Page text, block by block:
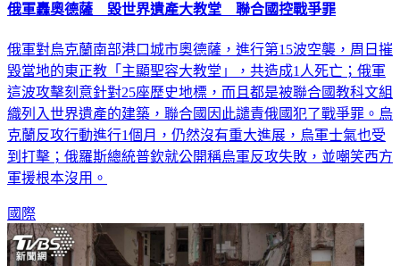
俄軍轟奧德薩 毀世界遺產大教堂 聯合國控戰爭罪
俄軍對烏克蘭南部港口城市奧德薩，進行第15波空襲，周日摧
毀當地的東正教「主顯聖容大教堂」，共造成1人死亡；俄軍
這波攻擊刻意針對25座歷史地標，而且都是被聯合國教科文組
織列入世界遺產的建築，聯合國因此譴責俄國犯了戰爭罪。烏
克蘭反攻行動進行1個月，仍然沒有重大進展，烏軍士氣也受
到打擊；俄羅斯總統普欽就公開稱烏軍反攻失敗，並嘲笑西方
軍援根本沒用。
國際